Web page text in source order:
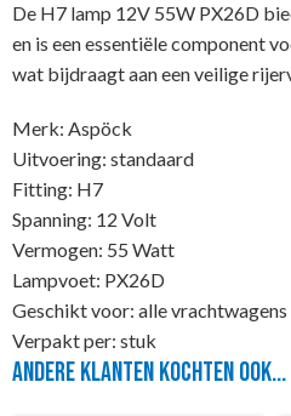
De H7 lamp 12V 55W PX26D
en is een essentiële component
wat bijdraagt aan een veilige
Merk: Aspöck
Uitvoering: standaard
Fitting: H7
Spanning: 12 Volt
Vermogen: 55 Watt
Lampvoet: PX26D
Geschikt voor: alle vrachtwagens
Verpakt per: stuk
Andere klanten kochten ook...